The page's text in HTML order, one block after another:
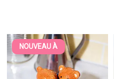
NOUVEAU À